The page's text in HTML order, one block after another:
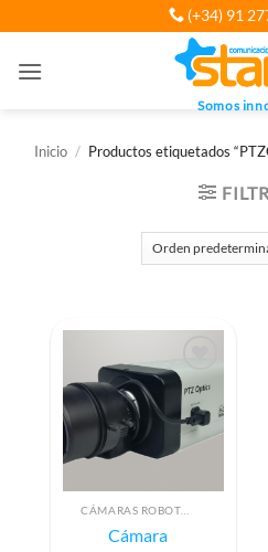
al
(+34) 91
Somos
Inicio / Productos etiquetados
Cámara